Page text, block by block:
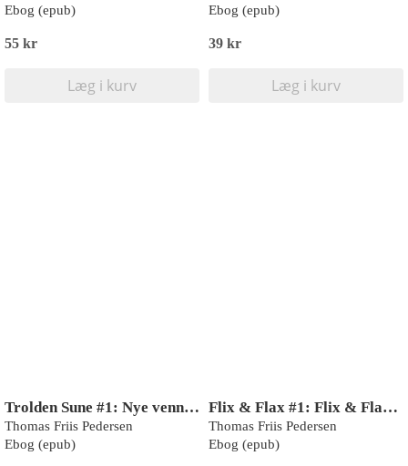
Ebog (epub)
55 kr
Læg i kurv
Ebog (epub)
39 kr
Læg i kurv
Trolden Sune #1: Nye venner (LYT & LÆS)
Thomas Friis Pedersen
Ebog (epub)
Flix & Flax #1: Flix & Flax får et kæledyr (LYT & LÆS)
Thomas Friis Pedersen
Ebog (epub)